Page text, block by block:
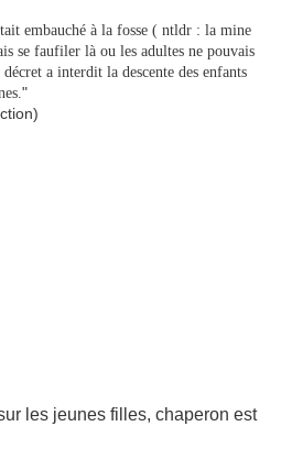
embauché à la fosse ( ntldr : la mine
se faufiler là ou les adultes ne pouvais
a interdit la descente des enfants
"
les jeunes filles, chaperon est